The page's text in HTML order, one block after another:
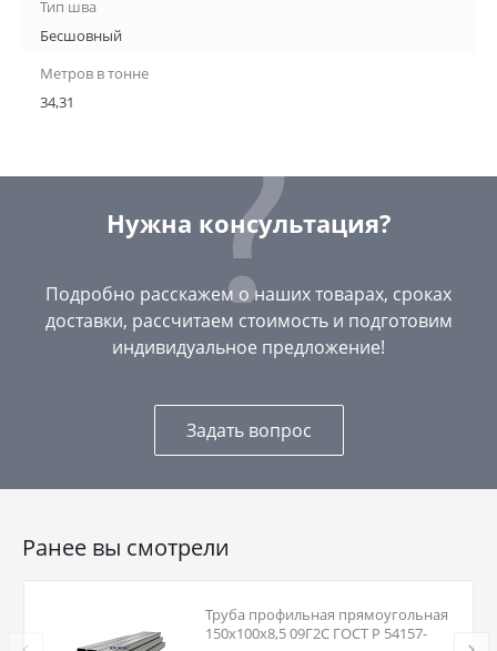
Тип шва
Бесшовный
Метров в тонне
34,31
Нужна консультация?
Подробно расскажем о наших товарах, сроках
доставки, рассчитаем стоимость и подготовим
индивидуальное предложение!
Задать вопрос
Ранее вы смотрели
Труба профильная прямоугольная
150х100х8,5 09Г2С ГОСТ Р 54157-